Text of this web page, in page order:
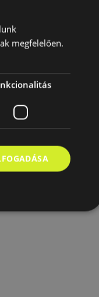
megfelelően.